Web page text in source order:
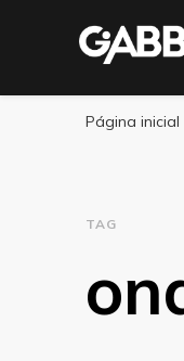
Página inicial
TAG